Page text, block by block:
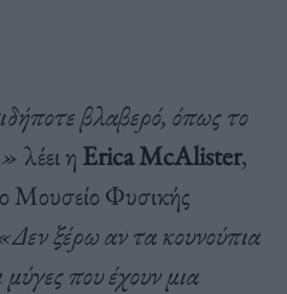
βλαβερό, όπως το
λέει η Erica McAlister,
Μουσείο Φυσικής
ξέρω αν τα κουνούπια
που έχουν μια